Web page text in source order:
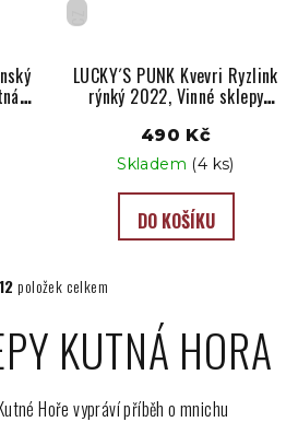
CZ
LUCKY´S PUNK Kvevri Ryzlink
rýnký 2022, Vinné sklepy
490 Kč
Skladem (4 ks)
DO KOŠÍKU
O
d
12položek celkem
KUTNÁ HORA
Hoře vypráví příběh o mnichu